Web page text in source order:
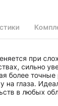
при
сильно
более точные
на глаза.
в любых